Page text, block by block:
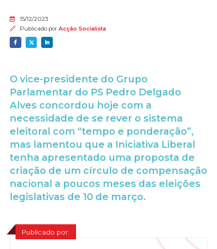
15/12/2023
Publicado por Acção Socialista
O vice-presidente do Grupo
Parlamentar do PS Pedro Delgado
Alves concordou hoje com a
necessidade de se rever o sistema
eleitoral com “tempo e ponderação”,
mas lamentou que a Iniciativa Liberal
tenha apresentado uma proposta de
criação de um círculo de compensação
nacional a poucos meses das eleições
legislativas de 10 de março.
Publicado por: